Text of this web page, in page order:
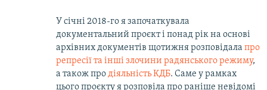
У січні 2018-го я започаткувала
документальний проєкт і понад рік на основі
архівних документів щотижня розповідала про
репресії та інші злочини радянського режиму,
а також продіяльність КДБ. Саме у рамках
цього проєкту я розповіла про раніше невідомі